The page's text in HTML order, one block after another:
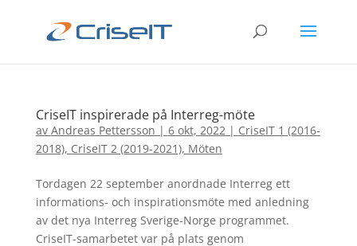
CriseIT inspirerade på Interreg-möte
av Andreas Pettersson | 6 okt, 2022| CriseIT 1 (2016-
2018), CriseIT 2 (2019-2021), Möten
Tordagen 22 september anordnade Interreg ett
informations- och inspirationsmöte med anledning
av det nya Interreg Sverige-Norge programmet.
CriseIT-samarbetet var på plats genom